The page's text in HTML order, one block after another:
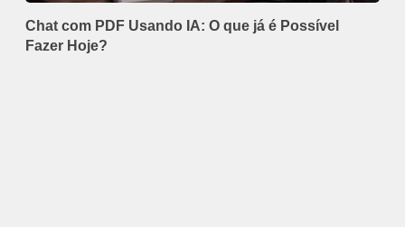
Chat com PDF Usando IA: O que já é Possível
Fazer Hoje?